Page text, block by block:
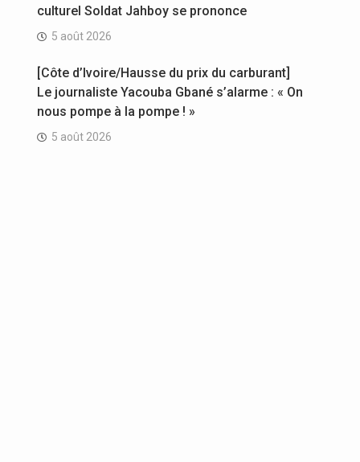
culturel Soldat Jahboy se prononce
5 août 2026
[Côte d’Ivoire/Hausse du prix du carburant]
Le journaliste Yacouba Gbané s’alarme : « On
nous pompe à la pompe ! »
5 août 2026